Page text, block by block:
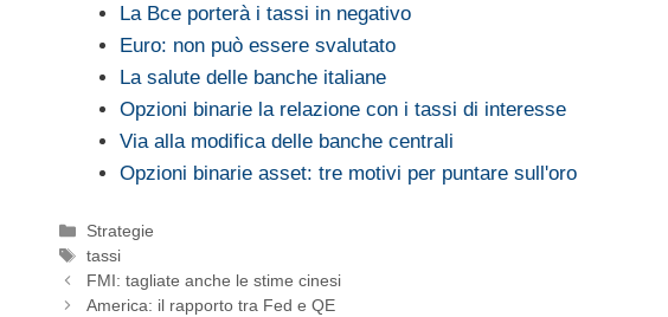
La Bce porterà i tassi in negativo
Euro: non può essere svalutato
La salute delle banche italiane
Opzioni binarie la relazione con i tassi di interesse
Via alla modifica delle banche centrali
Opzioni binarie asset: tre motivi per puntare sull'oro
Categorie
Strategie
Tag
tassi
FMI: tagliate anche le stime cinesi
America: il rapporto tra Fed e QE